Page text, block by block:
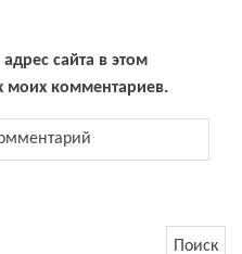
сайта в этом
моих комментариев.